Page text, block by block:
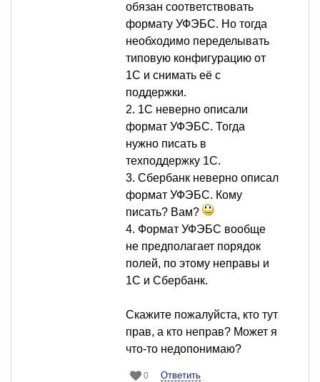
обязан соответствовать
формату УФЭБС. Но тогда
необходимо переделывать
типовую конфигурацию от
1С и снимать её с
поддержки.
2. 1С неверно описали
формат УФЭБС. Тогда
нужно писать в
техподдержку 1С.
3. Сбербанк неверно описал
формат УФЭБС. Кому
писать? Вам?
4. Формат УФЭБС вообще
не предполагает порядок
полей, по этому неправы и
1С и Сбербанк.
Скажите пожалуйста, кто тут
прав, а кто неправ? Может я
что-то недопонимаю?
0 Ответить